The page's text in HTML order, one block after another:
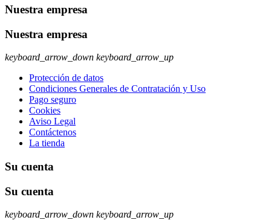
Nuestra empresa
Nuestra empresa
keyboard_arrow_down keyboard_arrow_up
Protección de datos
Condiciones Generales de Contratación y Uso
Pago seguro
Cookies
Aviso Legal
Contáctenos
La tienda
Su cuenta
Su cuenta
keyboard_arrow_down keyboard_arrow_up